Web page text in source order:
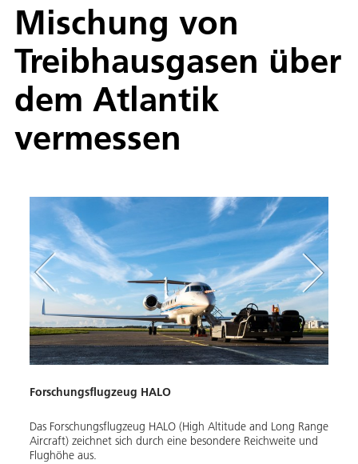
Mischung von
Treibhausgasen über
dem Atlantik
vermessen
Forschungsflugzeug HALO
Das Forschungsflugzeug HALO (High Altitude and Long Range
Aircraft) zeichnet sich durch eine besondere Reichweite und
Flughöhe aus.